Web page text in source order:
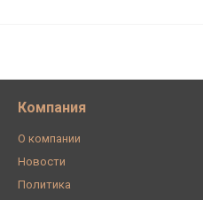
Компания
О компании
Новости
Политика